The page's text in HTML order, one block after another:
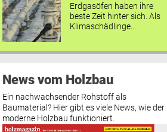
Erdgasöfen haben ihre
beste Zeit hinter sich. Als
Klimaschädlinge...
News vom Holzbau
Ein nachwachsender Rohstoff als
Baumaterial? Hier gibt es viele News, wie der
moderne Holzbau funktioniert.